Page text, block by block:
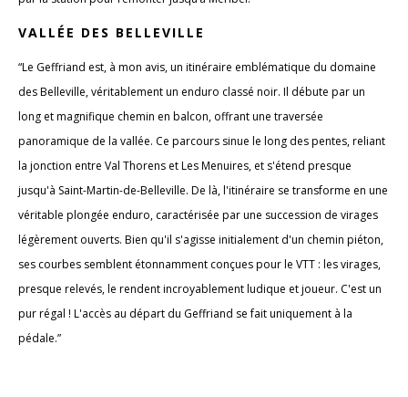
VALLÉE DES BELLEVILLE
“Le Geffriand est, à mon avis, un itinéraire emblématique du domaine
des Belleville, véritablement un enduro classé noir. Il débute par un
long et magnifique chemin en balcon, offrant une traversée
panoramique de la vallée. Ce parcours sinue le long des pentes, reliant
la jonction entre Val Thorens et Les Menuires, et s'étend presque
jusqu'à Saint-Martin-de-Belleville. De là, l'itinéraire se transforme en une
véritable plongée enduro, caractérisée par une succession de virages
légèrement ouverts. Bien qu'il s'agisse initialement d'un chemin piéton,
ses courbes semblent étonnamment conçues pour le VTT : les virages,
presque relevés, le rendent incroyablement ludique et joueur. C'est un
pur régal ! L'accès au départ du Geffriand se fait uniquement à la
pédale.”